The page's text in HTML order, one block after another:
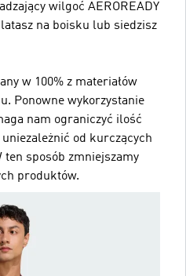
wilgoć AEROREADY
na boisku lub siedzisz
w 100% z materiałów
Ponowne wykorzystanie
nam ograniczyć ilość
od kurczących
ten sposób zmniejszamy
produktów.